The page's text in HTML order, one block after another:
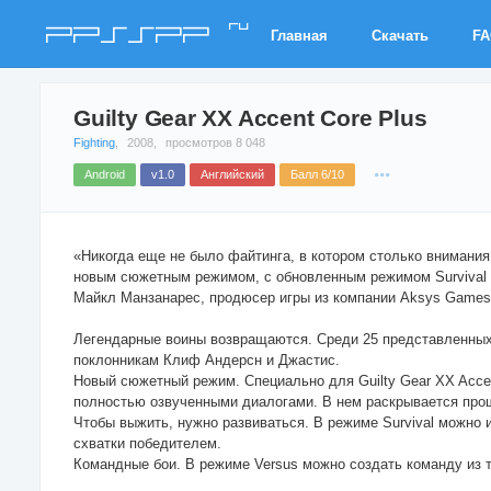
PPSSPP ru
Главная Скачать
Guilty Gear XX Accent Core Plus
Fighting 2008, просмотров 8 048
Android v1.0 Английский Балл 6/10
«Никогда еще не было файтинга, в котором столько
новым сюжетным режимом, с обновленным режимом Survival
Майкл Манзанарес, продюсер игры из компании Aksys
Легендарные воины возвращаются. Среди 25
поклонникам Клиф Андерсн и Джастис.
Новый сюжетный режим. Специально для Guilty Gear XX
полностью озвученными диалогами. В нем раскрывается
Чтобы выжить, нужно развиваться. В режиме Survival можно
схватки победителем.
Командные бои. В режиме Versus можно создать команду из